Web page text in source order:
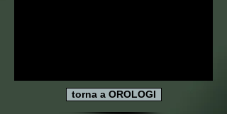
torna a OROLOGI